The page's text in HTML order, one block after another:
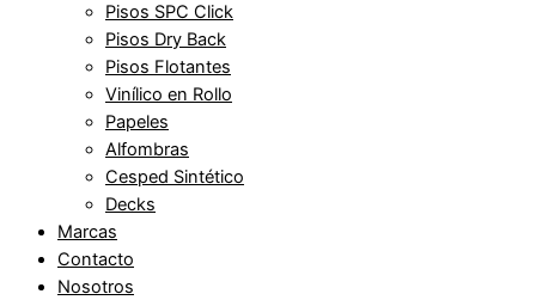
Pisos SPC Click
Pisos Dry Back
Pisos Flotantes
Vinílico en Rollo
Papeles
Alfombras
Cesped Sintético
Decks
Marcas
Contacto
Nosotros